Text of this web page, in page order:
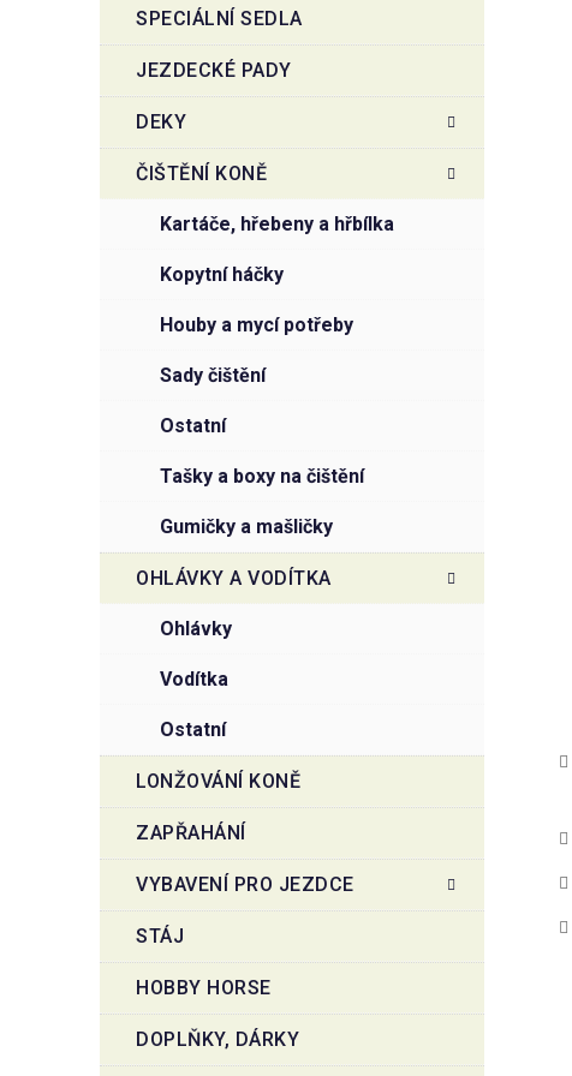
SPECIÁLNÍ SEDLA
JEZDECKÉ PADY
DEKY
ČIŠTĚNÍ KONĚ
kartáče, hřebeny a hřbílka
kopytní háčky
houby a mycí potřeby
sady čištění
ostatní
tašky a boxy na čištění
gumičky a mašličky
OHLÁVKY A VODÍTKA
ohlávky
vodítka
ostatní
LONŽOVÁNÍ KONĚ
ZAPŘAHÁNÍ
VYBAVENÍ PRO JEZDCE
STÁJ
HOBBY HORSE
DOPLŇKY, DÁRKY